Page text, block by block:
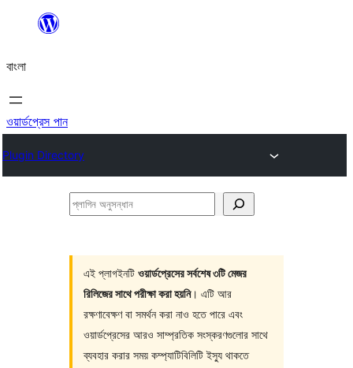
যান
বাংলা
ওয়ার্ডপ্রেস পান
Plugin Directory
প্লাগিন
এই প্লাগইনটি ওয়ার্ডপ্রেসের সর্বশেষ ৩টি মেজর
রিলিজের সাথে পরীক্ষা করা হয়নি। এটি আর
রক্ষণাবেক্ষণ বা সমর্থন করা নাও হতে পারে এবং
ওয়ার্ডপ্রেসের আরও সাম্প্রতিক সংস্করণগুলোর সাথে
ব্যবহার করার সময় কম্প্যাটিবিলিটি ইস্যু থাকতে